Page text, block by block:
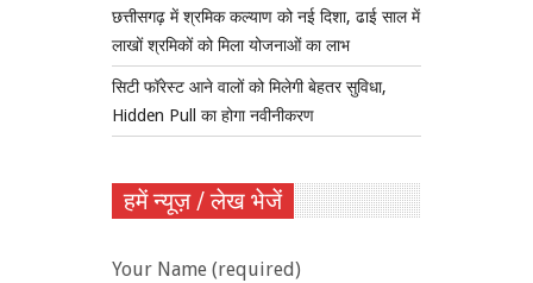
छत्तीसगढ़ में श्रमिक कल्याण को नई दिशा, ढाई साल में
लाखों श्रमिकों को मिला योजनाओं का लाभ
सिटी फॉरेस्ट आने वालों को मिलेगी बेहतर सुविधा,
Hidden Pull का होगा नवीनीकरण
हमें न्यूज़ / लेख भेजें
Your Name (required)